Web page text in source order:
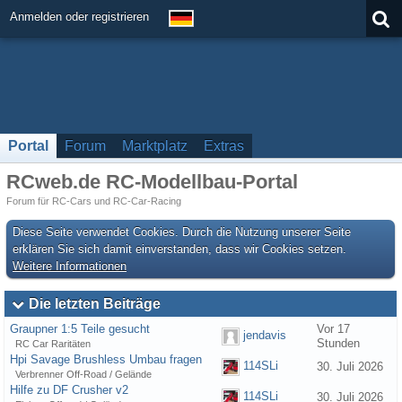
Anmelden oder registrieren
Portal Forum Marktplatz Extras
RCweb.de RC-Modellbau-Portal
Forum für RC-Cars und RC-Car-Racing
Diese Seite verwendet Cookies. Durch die Nutzung unserer Seite
erklären Sie sich damit einverstanden, dass wir Cookies setzen.
Weitere Informationen
Die letzten Beiträge
Graupner 1:5 Teile gesucht
RC Car Raritäten
jendavis
Vor 17
Stunden
Hpi Savage Brushless Umbau fragen
Verbrenner Off-Road / Gelände
114SLi
30. Juli 2026
Hilfe zu DF Crusher v2
114SLi 30. Juli 2026